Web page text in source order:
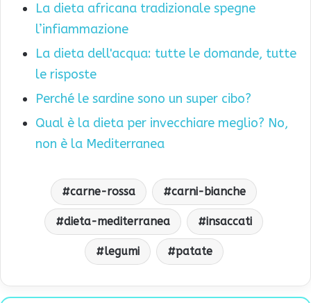
La dieta africana tradizionale spegne
l’infiammazione
La dieta dell'acqua: tutte le domande, tutte
le risposte
Perché le sardine sono un super cibo?
Qual è la dieta per invecchiare meglio? No,
non è la Mediterranea
carne-rossa carni-bianche
dieta-mediterranea insaccati
legumi patate